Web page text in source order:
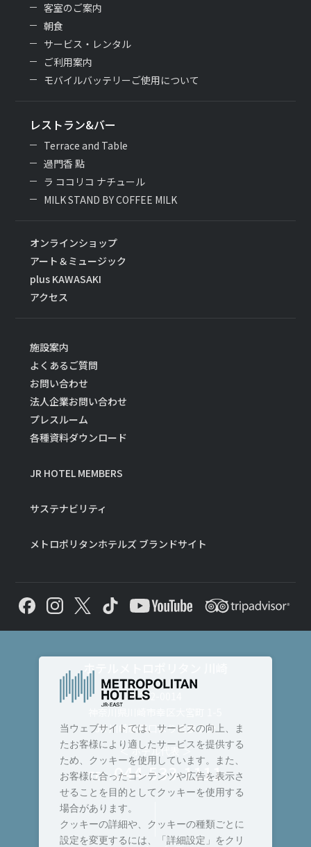
客室のご案内
朝食
サービス・レンタル
ご利用案内
モバイルバッテリーご使用について
レストラン&バー
Terrace and Table
過門香 點
ラ ココリコ ナチュール
MILK STAND BY COFFEE MILK
オンラインショップ
アート＆ミュージック
plus KAWASAKI
アクセス
施設案内
よくあるご質問
お問い合わせ
法人企業お問い合わせ
プレスルーム
各種資料ダウンロード
JR HOTEL MEMBERS
サステナビリティ
メトロポリタンホテルズ ブランドサイト
ホテルメトロポリタン 川崎
〒212-0014
JR 川崎駅西口より徒歩 2 分
＜ ホテル代表 ＞
TEL :044-533-1111
当ウェブサイトでは、サービスの向上、ま
たお客様により適したサービスを提供する
ため、クッキーを使用しています。また、
お客様に合ったコンテンツや広告を表示さ
せることを目的としてクッキーを使用する
場合があります。
クッキーの詳細や、クッキーの種類ごとに
設定を変更するには、「詳細設定」をクリ